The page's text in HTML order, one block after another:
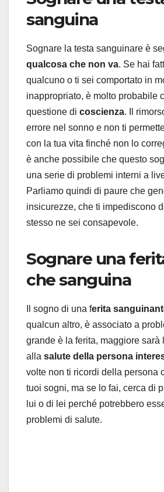
sanguina
Sognare la testa sanguinare è
qualcosa che non va. Se hai
qualcuno o ti sei comportato in
inappropriato, è molto probabile
questione di coscienza. Il
errore nel sonno e non ti
con la tua vita finché non lo
è anche possibile che questo
una serie di problemi interni a
Parliamo quindi di paure che
insicurezze, che ti impediscono
stesso ne sei consapevole.
Sognare una
che sanguina
Il sogno di una ferita
qualcun altro, è associato a
grande è la ferita, maggiore sarà
alla salute della persona
volte non ti ricordi della persona
tuoi sogni, ma se lo fai, cerca di
lui o di lei perché potrebbero
problemi di salute.